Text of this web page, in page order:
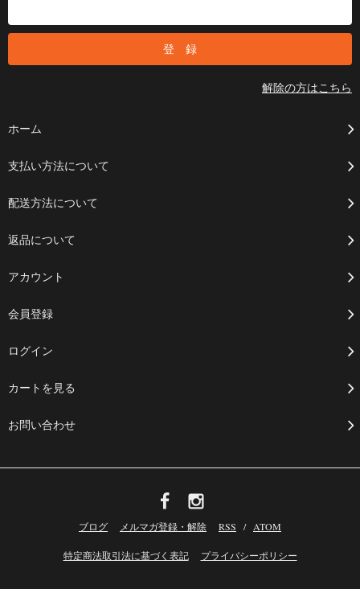
解除の方はこちら
ホーム
支払い方法について
配送方法について
返品について
アカウント
会員登録
ログイン
カートを見る
お問い合わせ
ブログ メルマガ登録・解除 RSS / ATOM
特定商法取引法に基づく表記 プライバシーポリシー